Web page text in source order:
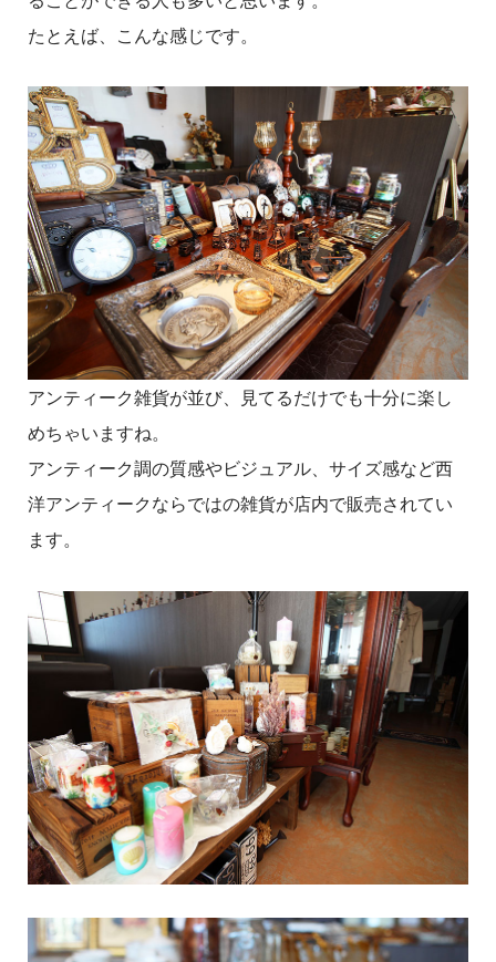
たとえば、こんな感じです。
アンティーク雑貨が並び、見てるだけでも十分に楽し
めちゃいますね。
アンティーク調の質感やビジュアル、サイズ感など西
洋アンティークならではの雑貨が店内で販売されてい
ます。